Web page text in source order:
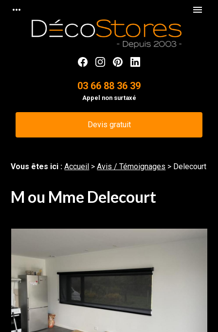
more_horiz menu
03 66 88 36 39
Appel non surtaxé
Devis gratuit
Vous êtes ici :Accueil >Avis / Témoignages > Delecourt
M ou Mme Delecourt